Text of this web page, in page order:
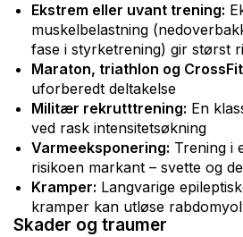
Ekstrem eller uvant trening:
muskelbelastning
fase i styrketrening) gir størst
Maraton, triathlon og
uforberedt deltakelse
Militær rekrutttrening: En
ved rask intensitetsøkning
Varmeeksponering: Trening i
risikoen markant – svette og
Kramper: Langvarige
kramper kan utløse
Skader og traumer